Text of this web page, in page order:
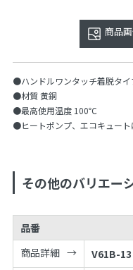
商品
●ハンドルワンタッチ着脱タイ
●材質 黄銅
●最高使用温度 100℃
●ヒートポンプ、エコキュート
その他のバリエー
品番
商品詳細
V61B-13